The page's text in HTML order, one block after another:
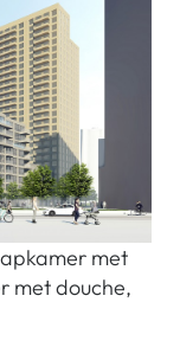
met
met douche,